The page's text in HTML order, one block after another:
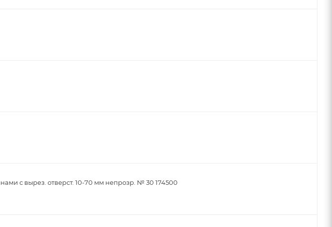
с вырез. отверст. 10-70 мм непрозр. № 30 174500